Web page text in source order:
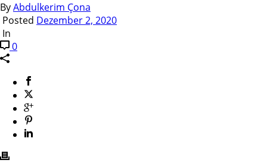
ByAbdulkerim Çona
Posted Dezember 2, 2020
In
0